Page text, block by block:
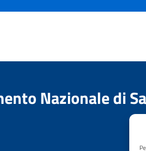
Nazionale di